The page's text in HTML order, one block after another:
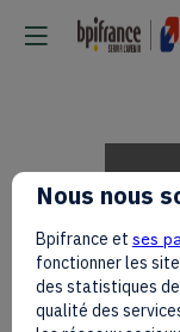
Nous nous
Bpifrance et ses
fonctionner les
des statistiques
qualité des